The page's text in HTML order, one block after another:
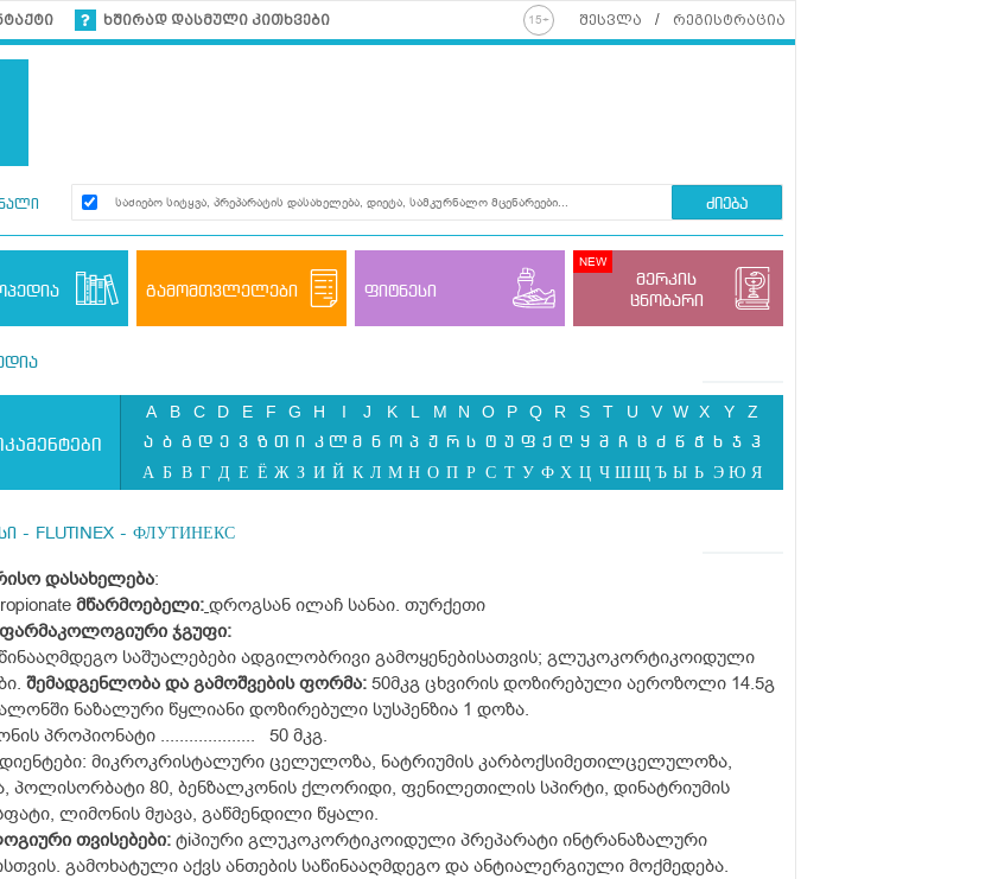
ხშირად დასმული კითხვები შესვლა რეგისტრაცია
ძიება
გამომთვლელები ფიტნესი
მერკის
ცნობარი
A B C D E F G H I J K L M N O P Q R S T U V W X Y Z
ა ბ გ დ ე ვ ზ თ ი კ ლ მ ნ ო პ ჟ რ ს ტ უ ფ ქ ღ ყ შ ჩ ც ძ წ ჭ ხ ჯ ჰ
А Б В Г Д Е Ё Ж З И Й К Л М Н О П Р С Т У Ф Х Ц Ч ШЩ Ъ Ы Ь Э Ю Я
- FLUTINEX - ФЛУТИНЕКС
დასახელება:
მწარმოებელი: დროგსან ილაჩ სანაი. თურქეთი
ფარმაკოლოგიური ჯგუფი:
საშუალებები ადგილობრივი გამოყენებისათვის; გლუკოკორტიკოიდული
შემადგენლობა და გამოშვების ფორმა: 50მკგ ცხვირის დოზირებული აეროზოლი 14.5გ
ნაზალური წყლიანი დოზირებული სუსპენზია 1 დოზა.
პროპიონატი .................... 50 მკგ.
მიკროკრისტალური ცელულოზა, ნატრიუმის კარბოქსიმეთილცელულოზა,
პოლისორბატი 80, ბენზალკონის ქლორიდი, ფენილეთილის სპირტი, დინატრიუმის
ლიმონის მჟავა, გაწმენდილი წყალი.
თვისებები: ტiპიური გლუკოკორტიკოიდული პრეპარატი ინტრანაზალური
გამოხატული აქვს ანთების საწინააღმდეგო და ანტიალერგიული მოქმედება.